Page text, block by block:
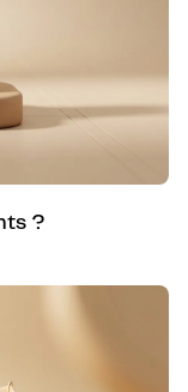
?